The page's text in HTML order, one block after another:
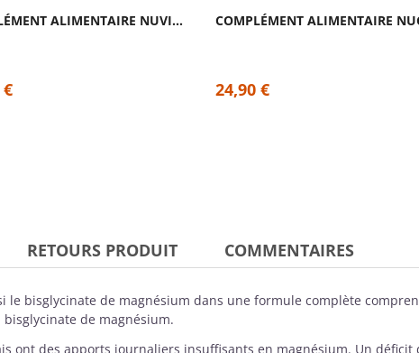
COMPLÉMENT ALIMENTAIRE NUVITAMIN | NUTRITING
24,90 €
RETOURS PRODUIT COMMENTAIRES
le bisglycinate de magnésium dans une formule complète
de magnésium.
ont des apports journaliers insuffisants en magnésium. Un déficit